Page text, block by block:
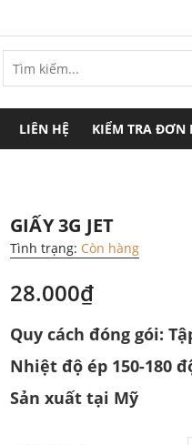
LIÊN HỆ KIỂM TRA ĐƠN
GIẤY 3G JET
Tình trạng: Còn hàng
28.000₫
Quy cách đóng gói:
Nhiệt độ ép 150-180
Sản xuất tại Mỹ